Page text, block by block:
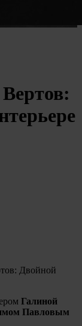
Двойной
Галиной
Павловым